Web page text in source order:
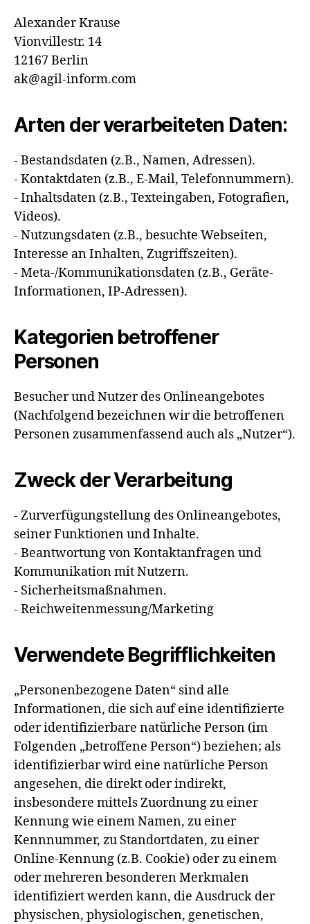
Alexander Krause
Vionvillestr. 14
12167 Berlin
ak@agil-inform.com
Arten der verarbeiteten Daten:
- Bestandsdaten (z.B., Namen, Adressen).
- Kontaktdaten (z.B., E-Mail, Telefonnummern).
- Inhaltsdaten (z.B., Texteingaben, Fotografien,
Videos).
- Nutzungsdaten (z.B., besuchte Webseiten,
Interesse an Inhalten, Zugriffszeiten).
- Meta-/Kommunikationsdaten (z.B., Geräte-
Informationen, IP-Adressen).
Kategorien betroffener
Personen
Besucher und Nutzer des Onlineangebotes
(Nachfolgend bezeichnen wir die betroffenen
Personen zusammenfassend auch als „Nutzer“).
Zweck der Verarbeitung
- Zurverfügungstellung des Onlineangebotes,
seiner Funktionen und Inhalte.
- Beantwortung von Kontaktanfragen und
Kommunikation mit Nutzern.
- Sicherheitsmaßnahmen.
- Reichweitenmessung/Marketing
Verwendete Begrifflichkeiten
„Personenbezogene Daten“ sind alle
Informationen, die sich auf eine identifizierte
oder identifizierbare natürliche Person (im
Folgenden „betroffene Person“) beziehen; als
identifizierbar wird eine natürliche Person
angesehen, die direkt oder indirekt,
insbesondere mittels Zuordnung zu einer
Kennung wie einem Namen, zu einer
Kennnummer, zu Standortdaten, zu einer
Online-Kennung (z.B. Cookie) oder zu einem
oder mehreren besonderen Merkmalen
identifiziert werden kann, die Ausdruck der
physischen, physiologischen, genetischen,